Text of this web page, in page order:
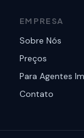
EMPRESA
Sobre Nós
Preços
Para Agentes
Contato